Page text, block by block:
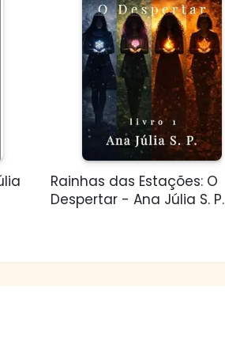
Rainhas das Estações: O
Despertar - Ana Júlia S. P.